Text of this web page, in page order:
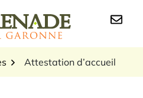
Logo Grenade sur
Attestation d’accueil